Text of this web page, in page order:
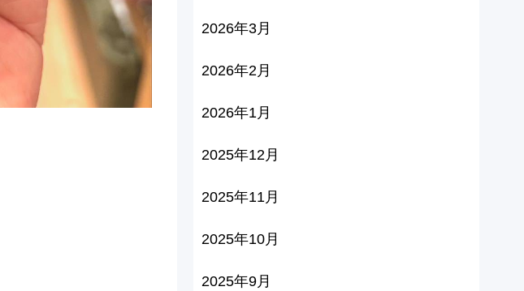
2026年3月
2026年2月
2026年1月
2025年12月
2025年11月
2025年10月
2025年9月